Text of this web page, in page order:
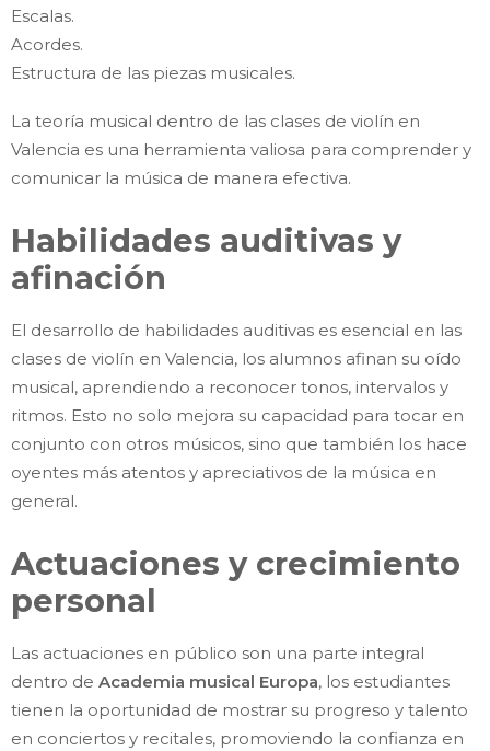
Escalas.
Acordes.
Estructura de las piezas musicales.
La teoría musical dentro de las clases de violín en
Valencia es una herramienta valiosa para comprender y
comunicar la música de manera efectiva.
Habilidades auditivas y
afinación
El desarrollo de habilidades auditivas es esencial en las
clases de violín en Valencia, los alumnos afinan su oído
musical, aprendiendo a reconocer tonos, intervalos y
ritmos. Esto no solo mejora su capacidad para tocar en
conjunto con otros músicos, sino que también los hace
oyentes más atentos y apreciativos de la música en
general.
Actuaciones y crecimiento
personal
Las actuaciones en público son una parte integral
dentro de Academia musical Europa, los estudiantes
tienen la oportunidad de mostrar su progreso y talento
en conciertos y recitales, promoviendo la confianza en